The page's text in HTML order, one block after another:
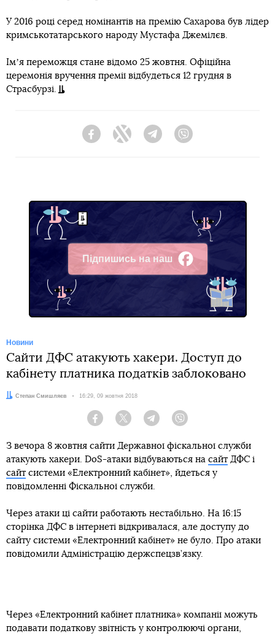
У 2016 році серед номінантів на премію Сахарова був лідер
кримськотатарського народу Мустафа Джемілєв.
Імʼя переможця стане відомо 25 жовтня. Офіційна
церемонія вручення премії відбудеться 12 грудня в
Страсбурзі.
FacebookTwitter Telegram
Підпишись на наш
Facebook
Новини
Сайти ДФС атакують хакери. Доступ до
кабінету платника податків заблоковано
Автор:
Степан Смишляєв Дата:
16:29, 09 жовтня 2018
Facebook Twitter Telegram
З вечора 8 жовтня сайти Державної фіскальної служби
атакують хакери. DoS-атаки відбуваються на сайт ДФС і
сайт системи «Електронний кабінет», йдеться у
повідомленні Фіскальної служби.
Через атаки ці сайти работають нестабільно. На 16:15
сторінка ДФС в інтернеті відкривалася, але доступу до
сайту системи «Електронний кабінет» не було. Про атаки
повідомили Адміністрацію держспецзв’язку.
Через «Електронний кабінет платника» компанії можуть
подавати податкову звітність у контролюючі органи,